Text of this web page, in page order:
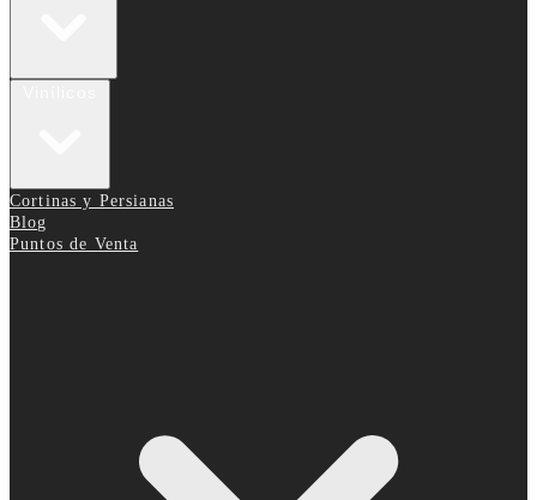
Cortinas y Persianas
Blog
Puntos de Venta